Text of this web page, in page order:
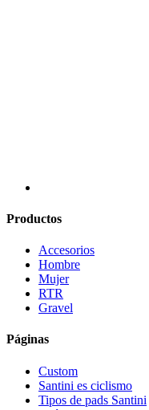
Productos
Accesorios
Hombre
Mujer
RTR
Gravel
Páginas
Custom
Santini es ciclismo
Tipos de pads Santini